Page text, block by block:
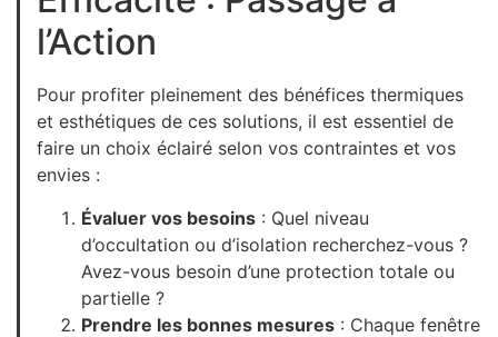
l’Action
Pour profiter pleinement des bénéfices thermiques
et esthétiques de ces solutions, il est essentiel de
faire un choix éclairé selon vos contraintes et vos
envies :
Évaluer vos besoins : Quel niveau
d’occultation ou d’isolation recherchez-vous ?
Avez-vous besoin d’une protection totale ou
partielle ?
Prendre les bonnes mesures : Chaque fenêtre